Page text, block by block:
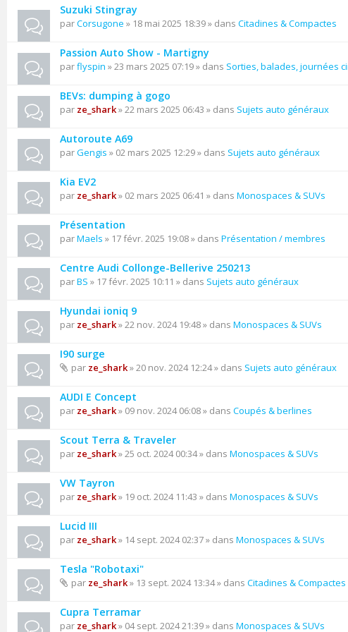
Suzuki Stingray
parCorsugone » 18 mai 2025 18:39 » dans Citadines & Compactes
Passion Auto Show - Martigny
parflyspin » 23 mars 2025 07:19 » dans Sorties, balades, journées
BEVs: dumping à gogo
par ze_shark» 22 mars 2025 06:43 » dans Sujets auto généraux
Autoroute A69
parGengis » 02 mars 2025 12:29 » dans Sujets auto généraux
Kia EV2
par ze_shark» 02 mars 2025 06:41 » dans Monospaces & SUVs
Présentation
parMaels » 17 févr. 2025 19:08 » dans Présentation / membres
Centre Audi Collonge-Bellerive 250213
parBS » 17 févr. 2025 10:11 » dans Sujets auto généraux
Hyundai ioniq 9
par ze_shark» 22 nov. 2024 19:48 » dans Monospaces & SUVs
I90 surge
par ze_shark» 20 nov. 2024 12:24 » dans Sujets auto généraux
AUDI E Concept
par ze_shark» 09 nov. 2024 06:08 » dans Coupés & berlines
Scout Terra & Traveler
par ze_shark» 25 oct. 2024 00:34 » dans Monospaces & SUVs
VW Tayron
par ze_shark» 19 oct. 2024 11:43 » dans Monospaces & SUVs
Lucid III
par ze_shark» 14 sept. 2024 02:37 » dans Monospaces & SUVs
Tesla "Robotaxi"
par ze_shark» 13 sept. 2024 13:34 » dans Citadines & Compactes
Cupra Terramar
par ze_shark» 04 sept. 2024 21:39 » dans Monospaces & SUVs